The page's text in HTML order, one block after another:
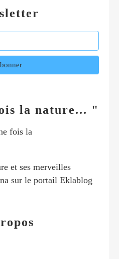
la nature... "
et ses merveilles
sur le portail Eklablog